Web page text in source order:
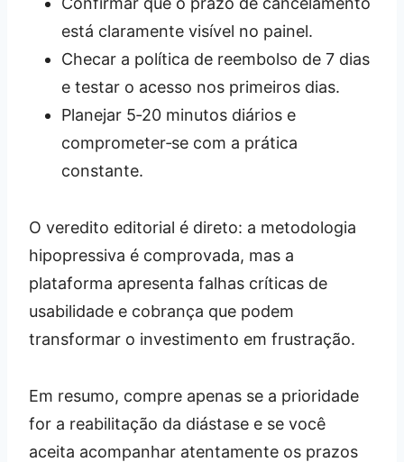
está claramente visível no painel.
Checar a política de reembolso de 7 dias
e testar o acesso nos primeiros dias.
Planejar 5‑20 minutos diários e
comprometer‑se com a prática
constante.
O veredito editorial é direto: a metodologia
hipopressiva é comprovada, mas a
plataforma apresenta falhas críticas de
usabilidade e cobrança que podem
transformar o investimento em frustração.
Em resumo, compre apenas se a prioridade
for a reabilitação da diástase e se você
aceita acompanhar atentamente os prazos